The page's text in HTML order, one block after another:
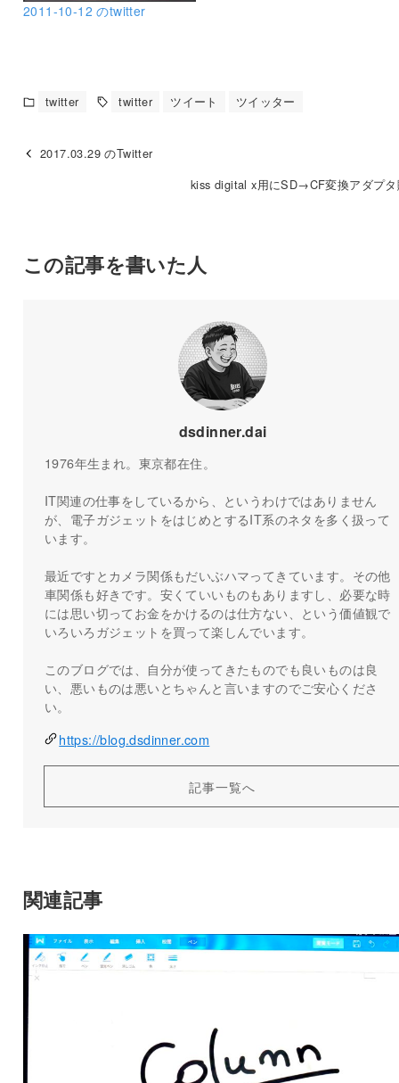
2011-10-12 のtwitter
twitter twitter ツイート ツイッター
2017.03.29 のTwitter
kiss digital x用にSD→CF変換アダプ
この記事を書いた人
dsdinner.dai
1976年生まれ。東京都在住。
IT関連の仕事をしているから、というわけではありません
が、電子ガジェットをはじめとするIT系のネタを多く扱って
います。
最近ですとカメラ関係もだいぶハマってきています。その他
車関係も好きです。安くていいものもありますし、必要な時
には思い切ってお金をかけるのは仕方ない、という価値観で
いろいろガジェットを買って楽しんでいます。
このブログでは、自分が使ってきたものでも良いものは良
い、悪いものは悪いとちゃんと言いますのでご安心くださ
い。
https://blog.dsdinner.com
記事一覧へ
関連記事